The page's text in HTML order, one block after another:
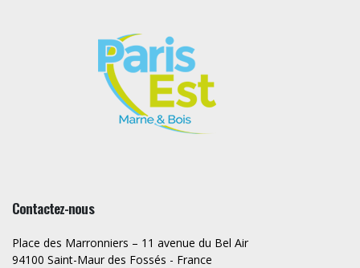
Contactez-nous
Place des Marronniers – 11 avenue du Bel Air
94100 Saint-Maur des Fossés - France